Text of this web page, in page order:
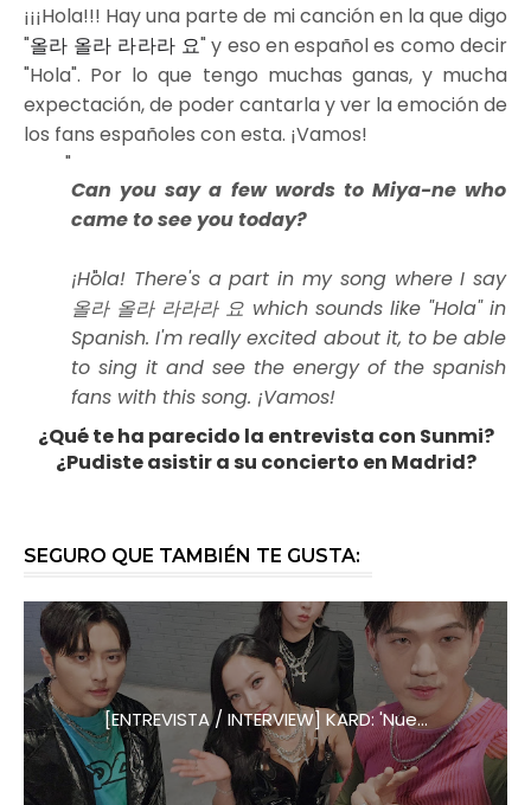
¡¡¡Hola!!! Hay una parte de mi canción en la que digo
"올라 올라 라라라 요" y eso en español es como decir
"Hola". Por lo que tengo muchas ganas, y mucha
expectación, de poder cantarla y ver la emoción de
los fans españoles con esta. ¡Vamos!
Can you say a few words to Miya-ne who
came to see you today?
¡Hola! There's a part in my song where I say
올라 올라 라라라 요 which sounds like "Hola" in
Spanish. I'm really excited about it, to be able
to sing it and see the energy of the spanish
fans with this song. ¡Vamos!
¿Qué te ha parecido la entrevista con Sunmi?
¿Pudiste asistir a su concierto en Madrid?
SEGURO QUE TAMBIÉN TE GUSTA:
[ENTREVISTA / INTERVIEW] KARD: 'Nue...